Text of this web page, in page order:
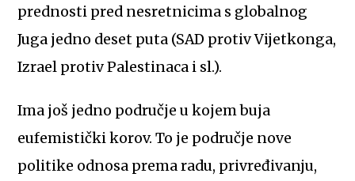
prednosti pred nesretnicima s globalnog
Juga jedno deset puta (SAD protiv Vijetkonga,
Izrael protiv Palestinaca i sl.).
Ima još jedno područje u kojem buja
eufemistički korov. To je područje nove
politike odnosa prema radu, privređivanju,